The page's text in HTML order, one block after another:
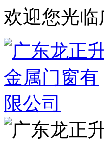
欢迎您光